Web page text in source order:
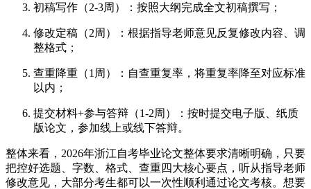
初稿写作（2-3周）：按照大纲完成全文初稿撰写；
修改定稿（2周）：根据指导老师意见反复修改内容、调
整格式；
查重降重（1周）：自查重复率，将重复率降至对应标准
以内；
提交材料+参与答辩（1-2周）：按时提交电子版、纸质
版论文，参加线上或线下答辩。
整体来看，2026年浙江自考毕业论文整体要求清晰明确，只要
把控好选题、字数、格式、查重四大核心要点，听从指导老师
修改意见，大部分考生都可以一次性顺利通过论文考核。想要